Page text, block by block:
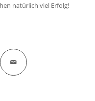
natürlich viel Erfolg!